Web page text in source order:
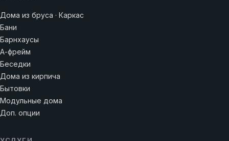
Дома из бруса · Каркас
Бани
Барнхаусы
А-фрейм
Беседки
Дома из кирпича
Бытовки
Модульные дома
Доп. опции